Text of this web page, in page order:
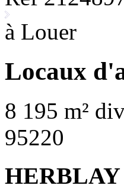
à Louer
Locaux
8 195 m²
95220
HERBLAY